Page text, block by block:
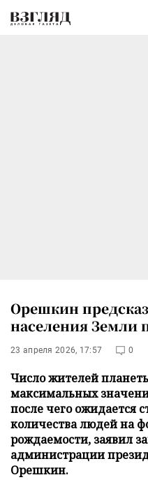
Орешкин
населения Земли
23 апреля 2026, 17:57 0
Число жителей
максимальных
после чего ожидается
количества людей на
рождаемости, заявил
администрации
Орешкин.